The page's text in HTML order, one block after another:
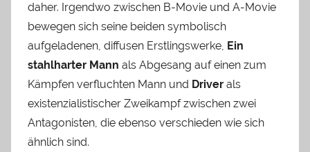
daher. Irgendwo zwischen B-Movie und A-Movie
bewegen sich seine beiden symbolisch
aufgeladenen, diffusen Erstlingswerke, Ein
stahlharter Mann als Abgesang auf einen zum
Kämpfen verfluchten Mann und Driver als
existenzialistischer Zweikampf zwischen zwei
Antagonisten, die ebenso verschieden wie sich
ähnlich sind.